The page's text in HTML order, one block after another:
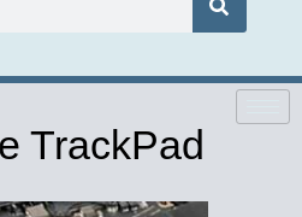
TrackPad